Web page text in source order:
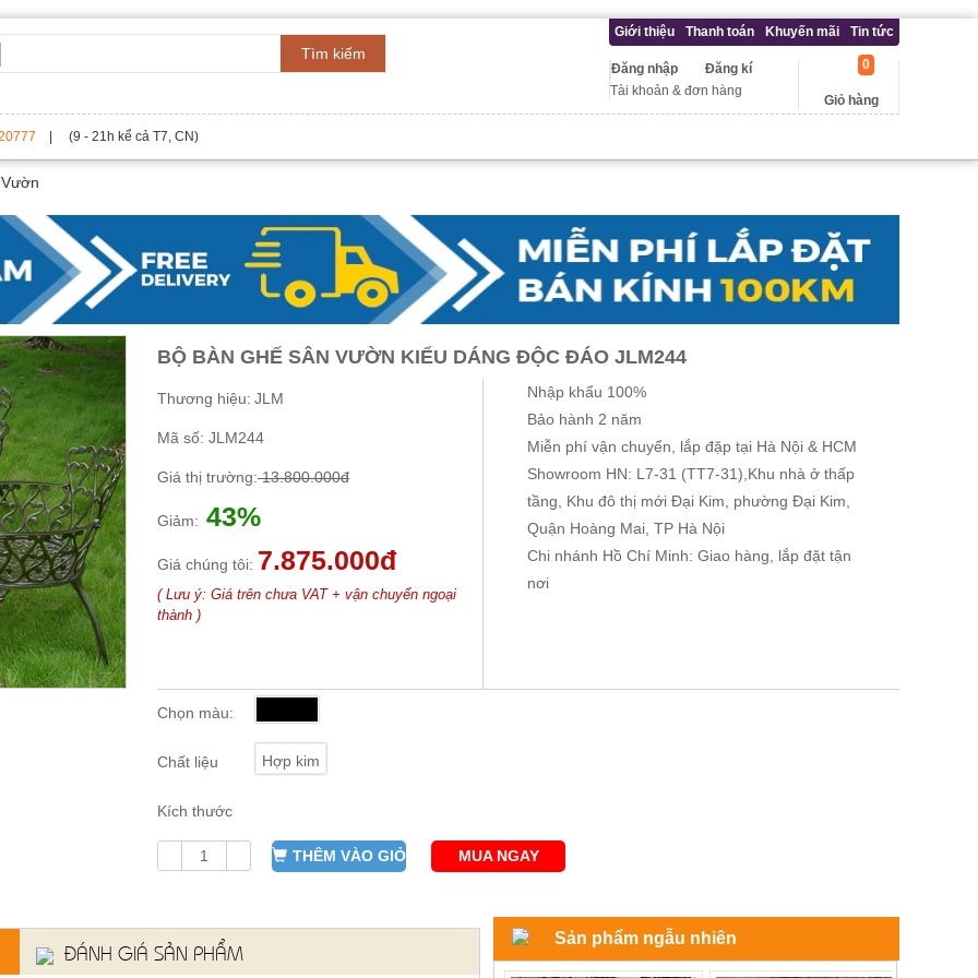
Tìm kiếm
Giới thiệu Thanh toán Khuyến mãi Tin tức
Đăng kí
Đăng nhập
Tài khoản & đơn hàng
Giỏ hàng
0
| (9 - 21h kể cả T7, CN)
BỘ BÀN GHẾ SÂN VƯỜN KIỂU DÁNG ĐỘC ĐÁO JLM244
Thương hiệu: JLM
Mã số: JLM244
Giá thị trường:13.800.000đ
Giảm: 43%
Giá chúng tôi: 7.875.000đ
( Lưu ý: Giá trên chưa VAT + vận chuyển ngoại
thành )
Nhập khẩu 100%
Bảo hành 2 năm
Miễn phí vận chuyển, lắp đặp tại Hà Nội & HCM
Showroom HN: L7-31 (TT7-31),Khu nhà ở thấp
tầng, Khu đô thị mới Đại Kim, phường Đại Kim,
Quận Hoàng Mai, TP Hà Nội
Chi nhánh Hồ Chí Minh: Giao hàng, lắp đặt tận
nơi
Chọn màu:
Chất liệu Hợp kim
Kích thước
THÊM VÀO GIỎ MUA NGAY
ĐÁNH GIÁ SẢN PHẨM
Sản phẩm ngẫu nhiên